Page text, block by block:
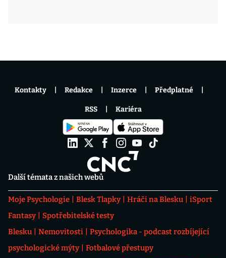
Další témata z našich webů
Moje Psychologie Blesk Tlapky Hráči na Blesku
iSport
Fantasy
Spotřebitelské testy
Blesku
Nemovitosti
Psychologika - podcast rozbíjející
psychologické mýty
Fotbalové přestupy
Kontakty Redakce Inzerce Předplatné
RSS Kariéra